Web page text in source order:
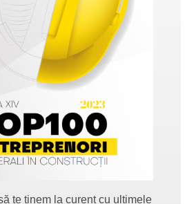
te ținem la curent cu ultimele